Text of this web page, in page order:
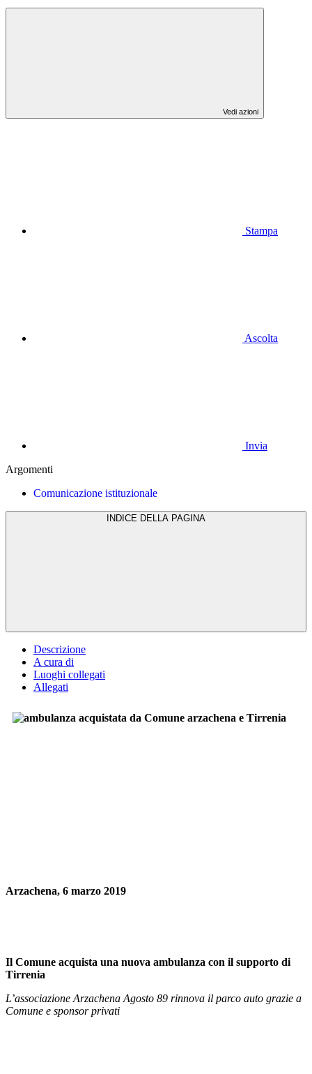
Vedi azioni
Stampa
Ascolta
Invia
Argomenti
Comunicazione istituzionale
Descrizione
A cura di
Luoghi collegati
Allegati
Arzachena, 6 marzo 2019
Il Comune acquista una nuova ambulanza con il supporto di
Tirrenia
L’associazione Arzachena Agosto 89 rinnova il parco auto grazie a
Comune e sponsor privati